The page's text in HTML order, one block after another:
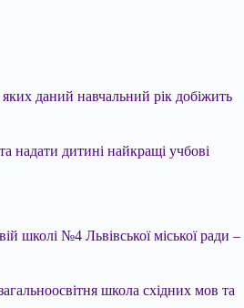
яких даний навчальний рік добіжить
надати дитині найкращі учбові
школі №4 Львівської міської ради –
школа східних мов та